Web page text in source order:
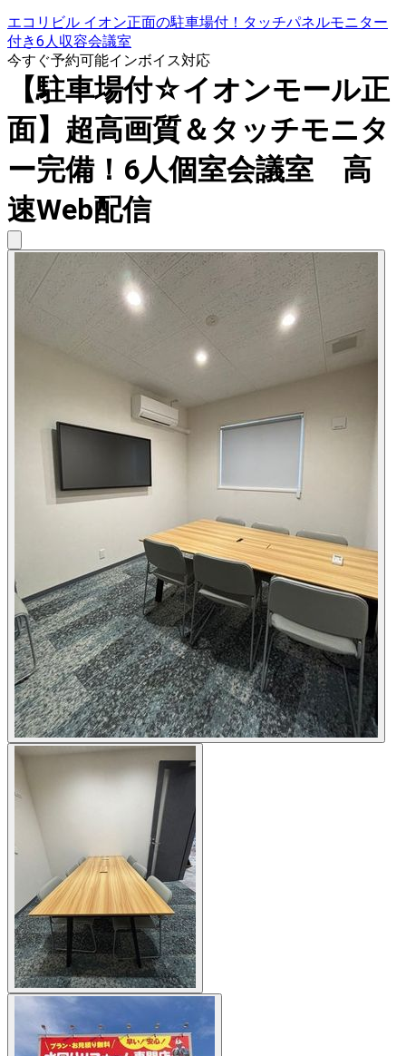
エコリビル イオン正面の駐車場付！タッチパネルモニター
付き6人収容会議室
今すぐ予約可能インボイス対応
【駐車場付☆イオンモール正
面】超高画質＆タッチモニタ
ー完備！6人個室会議室 高
速Web配信